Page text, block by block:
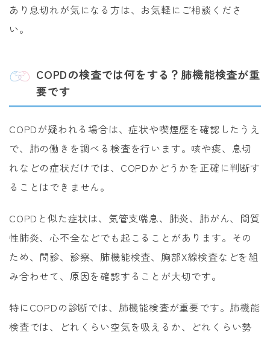
あり息切れが気になる方は、お気軽にご相談くださ
い。
COPDの検査では何をする？肺機能検査が重
要です
COPDが疑われる場合は、症状や喫煙歴を確認したうえ
で、肺の働きを調べる検査を行います。咳や痰、息切
れなどの症状だけでは、COPDかどうかを正確に判断す
ることはできません。
COPDと似た症状は、気管支喘息、肺炎、肺がん、間質
性肺炎、心不全などでも起こることがあります。その
ため、問診、診察、肺機能検査、胸部X線検査などを組
み合わせて、原因を確認することが大切です。
特にCOPDの診断では、肺機能検査が重要です。肺機能
検査では、どれくらい空気を吸えるか、どれくらい勢